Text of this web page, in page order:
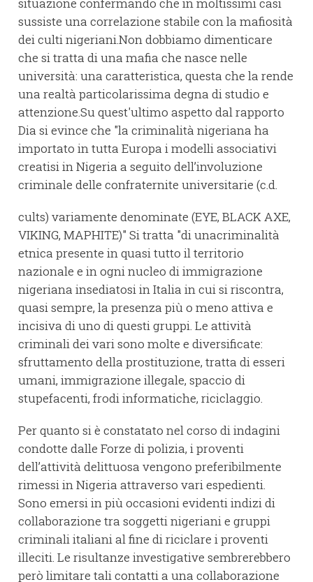
sussiste una correlazione stabile con la mafiosità
dei culti nigeriani.Non dobbiamo dimenticare
che si tratta di una mafia che nasce nelle
università: una caratteristica, questa che la rende
una realtà particolarissima degna di studio e
attenzione.Su quest'ultimo aspetto dal rapporto
Dia si evince che "la criminalità nigeriana ha
importato in tutta Europa i modelli associativi
creatisi in Nigeria a seguito dell’involuzione
criminale delle confraternite universitarie (c.d.
cults) variamente denominate (EYE, BLACK AXE,
VIKING, MAPHITE)" Si tratta "di unacriminalità
etnica presente in quasi tutto il territorio
nazionale e in ogni nucleo di immigrazione
nigeriana insediatosi in Italia in cui si riscontra,
quasi sempre, la presenza più o meno attiva e
incisiva di uno di questi gruppi. Le attività
criminali dei vari sono molte e diversificate:
sfruttamento della prostituzione, tratta di esseri
umani, immigrazione illegale, spaccio di
stupefacenti, frodi informatiche, riciclaggio.
Per quanto si è constatato nel corso di indagini
condotte dalle Forze di polizia, i proventi
dell’attività delittuosa vengono preferibilmente
rimessi in Nigeria attraverso vari espedienti.
Sono emersi in più occasioni evidenti indizi di
collaborazione tra soggetti nigeriani e gruppi
criminali italiani al fine di riciclare i proventi
illeciti. Le risultanze investigative sembrerebbero
però limitare tali contatti a una collaborazione